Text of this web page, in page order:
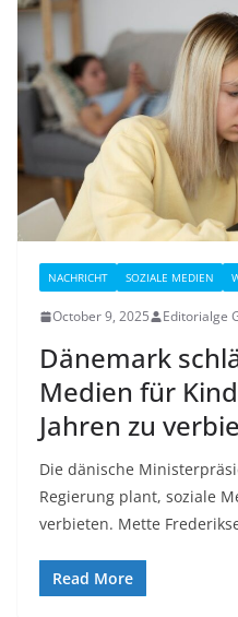
NACHRICHT SOZIALE MEDIEN
October 9, 2025 Editorialge
Dänemark
Medien für
Jahren zu
Die dänische
Regierung plant, soziale
verbieten. Mette
Read More